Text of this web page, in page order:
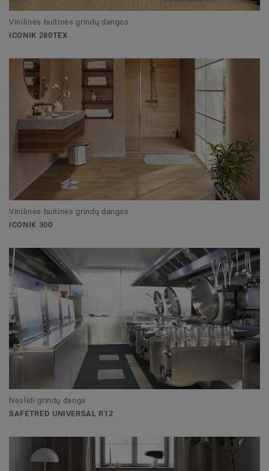
Vinilinės buitinės grindų dangos
ICONIK 280TEX
Vinilinės buitinės grindų dangos
ICONIK 300
Neslidi grindų danga
SAFETRED UNIVERSAL R12